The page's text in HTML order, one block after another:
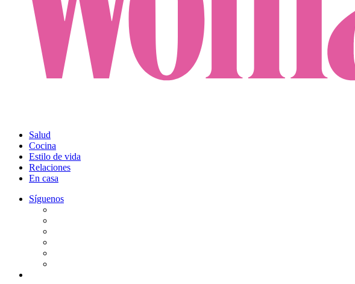
Salud
Cocina
Estilo de vida
Relaciones
En casa
Síguenos